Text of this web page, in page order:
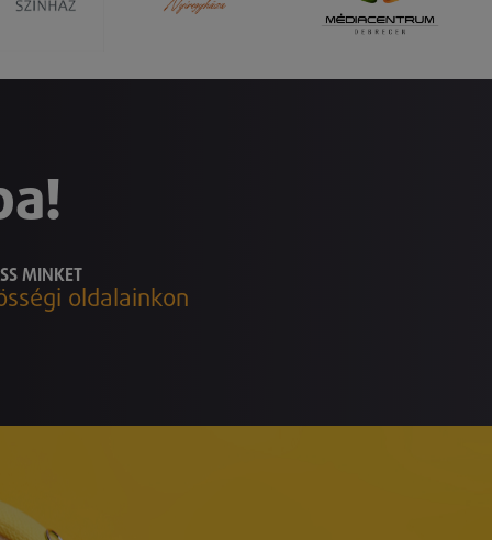
MINKET
oldalainkon